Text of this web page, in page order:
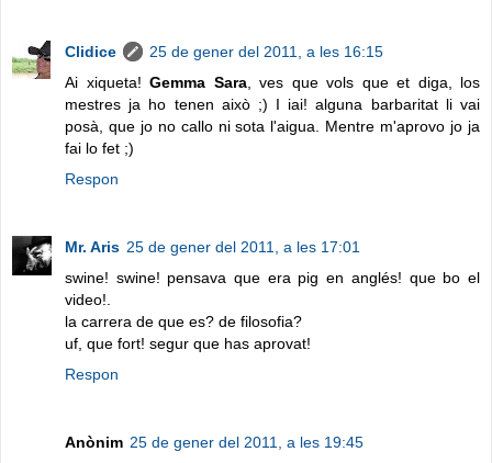
Clidice
25 de gener del 2011, a les 16:15
Ai xiqueta! Gemma Sara, ves que vols que et diga, los
mestres ja ho tenen això ;) I iai! alguna barbaritat li vai
posà, que jo no callo ni sota l'aigua. Mentre m'aprovo jo ja
fai lo fet ;)
Respon
Mr. Aris 25 de gener del 2011, a les 17:01
swine! swine! pensava que era pig en anglés! que bo el
video!.
la carrera de que es? de filosofia?
uf, que fort! segur que has aprovat!
Respon
Anònim 25 de gener del 2011, a les 19:45